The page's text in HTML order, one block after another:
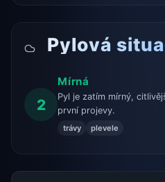
Pylová
2
Mírná
Pyl je zatím mírný,
první projevy.
trávy plevele